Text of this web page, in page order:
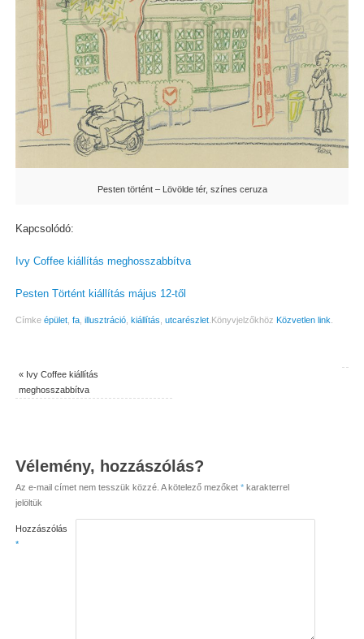
Pesten történt – Lövölde tér, színes ceruza
Kapcsolódó:
Ivy Coffee kiállítás meghosszabbítva
Pesten Történt kiállítás május 12-től
Címke épület, fa, illusztráció, kiállítás utcarészlet. Könyvjelzőkhöz Közvetlen link
«Ivy Coffee kiállítás
meghosszabbítva
Vélemény, hozzászólás?
Az e-mail címet nem tesszük közzé. A kötelező mezőket *karakterrel
jelöltük
Hozzászólás
*